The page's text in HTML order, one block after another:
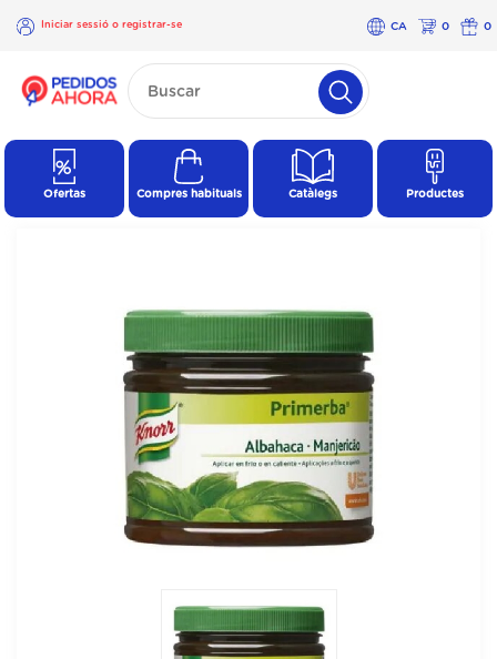
Iniciar sessió o registrar-se CA 0 0
×
Iniciar
registrar-
Ofertas Compres habituals Catàlegs Productes